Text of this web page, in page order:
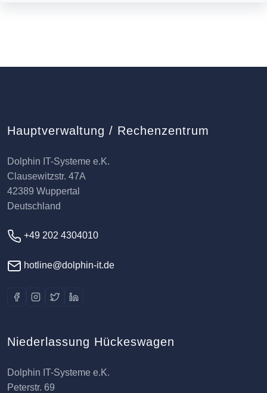
Hauptverwaltung / Rechenzentrum
Dolphin IT-Systeme e.K.
Clausewitzstr. 47A
42389 Wuppertal
Deutschland
+49 202 4304010
hotline@dolphin-it.de
Niederlassung Hückeswagen
Dolphin IT-Systeme e.K.
Peterstr. 69